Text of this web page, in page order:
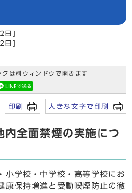
日]
日]
は別ウィンドウで開きます
印刷 大きな文字で印刷
内全面禁煙の実施につ
小学校・中学校・高等学校にお
康保持増進と受動喫煙防止の徹